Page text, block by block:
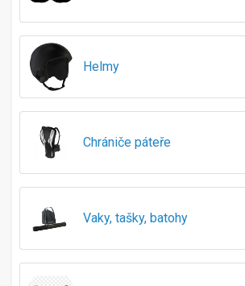
58
58-59
58-60
58-61
59-61
60
61-64
5Y
10Y
14Y
116
Helmy
Chrániče páteře
Vaky, tašky, batohy